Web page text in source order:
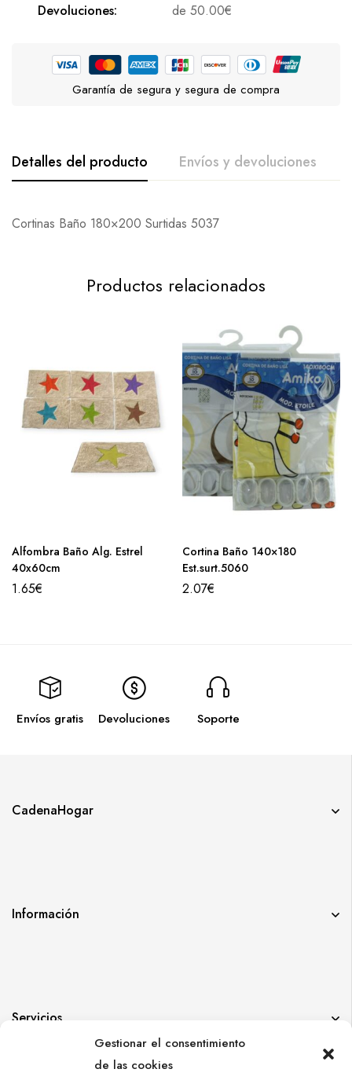
Gestionar el consentimiento
de las cookies
Devoluciones:
de50.00€
Garantía de segura y segura de compra
Detalles del producto Envíos y devoluciones
Cortinas Baño 180×200 Surtidas 5037
De La Calificación Y Revisión De
Escribe una reseña
Pregunta Y Respuesta
Productos relacionados
Alfombra Baño Alg. Estrel
40x60cm
1.65€
Cortina Baño 140×180
Est.surt.5060
2.07€
Envíos gratis Devoluciones Soporte
CadenaHogar
Información
Servicios